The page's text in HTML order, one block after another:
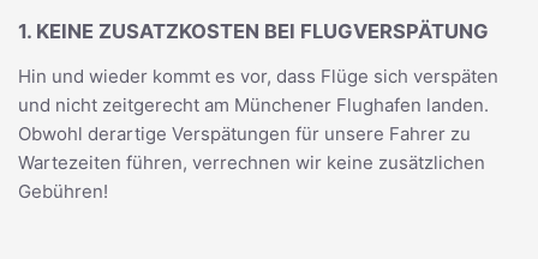
1. KEINE ZUSATZKOSTEN BEI FLUGVERSPÄTUNG
Hin und wieder kommt es vor, dass Flüge sich verspäten
und nicht zeitgerecht am Münchener Flughafen landen.
Obwohl derartige Verspätungen für unsere Fahrer zu
Wartezeiten führen, verrechnen wir keine zusätzlichen
Gebühren!